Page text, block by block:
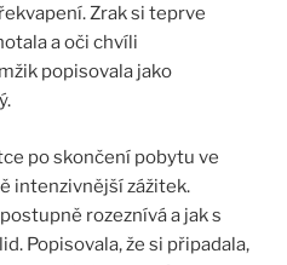
Zrak si teprve
a oči chvíli
popisovala jako
po skončení pobytu ve
intenzivnější zážitek.
rozeznívá a jak s
Popisovala, že si připadala,